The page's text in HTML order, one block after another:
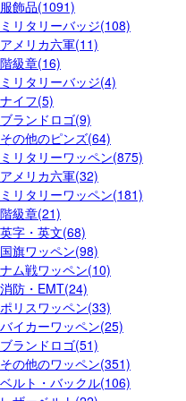
服飾品(1091)
ミリタリーバッジ(108)
アメリカ六軍(11)
階級章(16)
ミリタリーバッジ(4)
ナイフ(5)
ブランドロゴ(9)
その他のピンズ(64)
ミリタリーワッペン(875)
アメリカ六軍(32)
ミリタリーワッペン(181)
階級章(21)
英字・英文(68)
国旗ワッペン(98)
ナム戦ワッペン(10)
消防・EMT(24)
ポリスワッペン(33)
バイカーワッペン(25)
ブランドロゴ(51)
その他のワッペン(351)
ベルト・バックル(106)